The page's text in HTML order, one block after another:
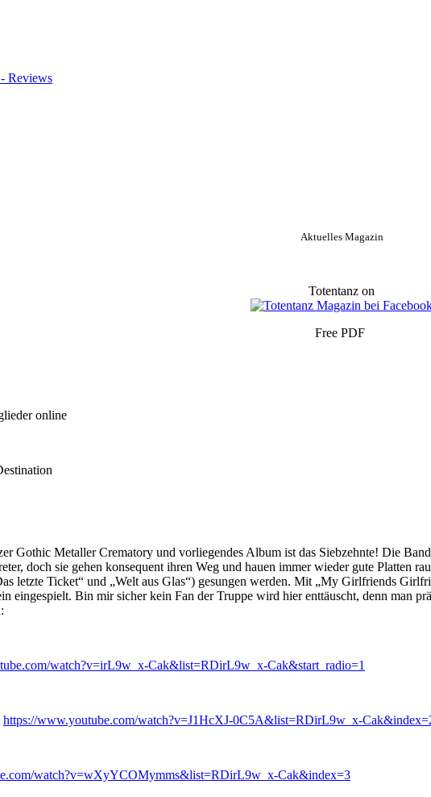
Reviews
Aktuelles Magazin
Totentanz on
Free PDF
online
Gothic Metaller Crematory und vorliegendes Album ist das Siebzehnte! Die
doch sie gehen konsequent ihren Weg und hauen immer wieder gute Platten
letzte Ticket“ und „Welt aus Glas“) gesungen werden. Mit „My Girlfriends
eingespielt. Bin mir sicher kein Fan der Truppe wird hier enttäuscht, denn man
watch?v=irL9w_x-Cak&list=RDirL9w_x-Cak&start_radio=1
https://www.youtube.com/watch?v=J1HcXJ-0C5A&list=RDirL9w_x-
watch?v=wXyYCOMymms&list=RDirL9w_x-Cak&index=3